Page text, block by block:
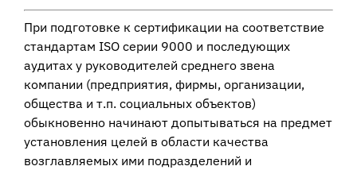
При подготовке к сертификации на соответствие
стандартам ISO серии 9000 и последующих
аудитах у руководителей среднего звена
компании (предприятия, фирмы, организации,
общества и т.п. социальных объектов)
обыкновенно начинают допытываться на предмет
установления целей в области качества
возглавляемых ими подразделений и